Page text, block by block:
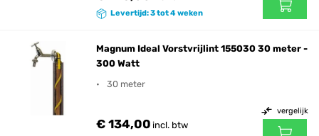
Levertijd: 3 tot 4 weken
Magnum Ideal Vorstvrijlint 155030 30 meter -
300 Watt
30 meter
€ 134,00 incl. btw
vergelijk